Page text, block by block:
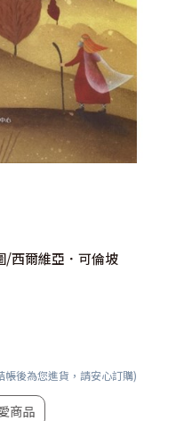
/西爾維亞．可倫坡
後為您進貨，請安心訂購)
商品